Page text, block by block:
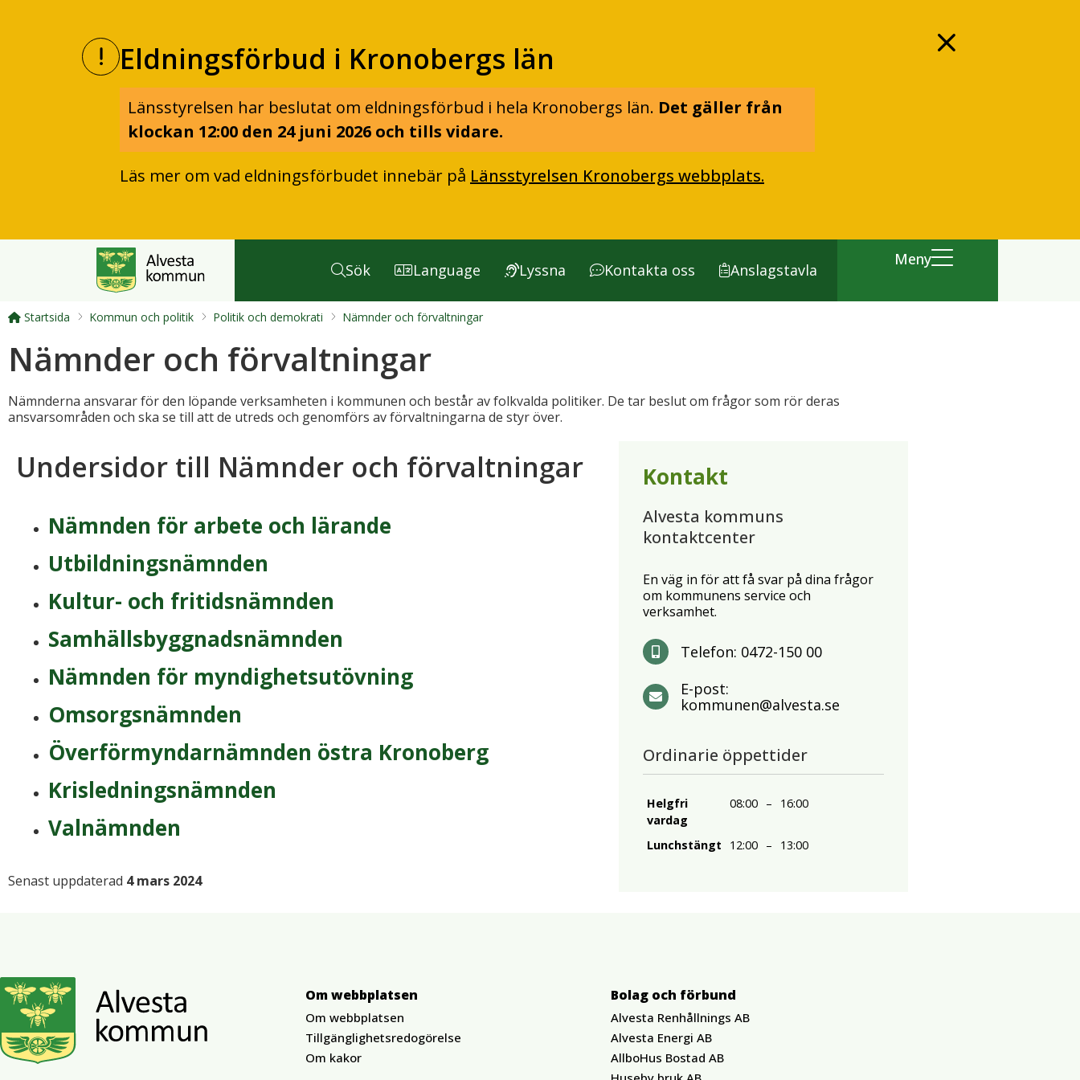
Eldningsförbud i Kronobergs län
Länsstyrelsen har beslutat om eldningsförbud i hela Kronobergs län. Det gäller från
klockan 12:00 den 24 juni 2026 och tills vidare.
Läs mer om vad eldningsförbudet innebär på Länsstyrelsen Kronobergs webbplats.
Sök Language Lyssna Kontakta oss Anslagstavla
Meny
Startsida Kommun och politik Politik och demokrati Nämnder och förvaltningar
Nämnder och förvaltningar
Nämnderna ansvarar för den löpande verksamheten i kommunen och består av folkvalda politiker. De tar beslut om frågor som rör deras
ansvarsområden och ska se till att de utreds och genomförs av förvaltningarna de styr över.
Undersidor till Nämnder och förvaltningar
Nämnden för arbete och lärande
Utbildningsnämnden
Kultur- och fritidsnämnden
Samhällsbyggnadsnämnden
Nämnden för myndighetsutövning
Omsorgsnämnden
Överförmyndarnämnden östra Kronoberg
Krisledningsnämnden
Valnämnden
Senast uppdaterad 4 mars 2024
Kontakt
Alvesta kommuns
kontaktcenter
En väg in för att få svar på dina frågor
om kommunens service och
verksamhet.
Telefon: 0472-150 00
E-post:
kommunen@alvesta.se
Ordinarie öppettider
Helgfri
vardag
08:00 – 16:00
Lunchstängt 12:00 – 13:00
Om webbplatsen
Om webbplatsen
Tillgänglighetsredogörelse
Om kakor
Bolag och förbund
Alvesta Renhållnings AB
Alvesta Energi AB
AllboHus Bostad AB